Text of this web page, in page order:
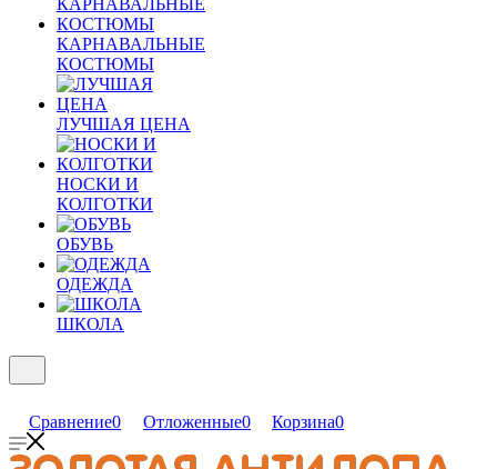
КАРНАВАЛЬНЫЕ
КОСТЮМЫ
ЛУЧШАЯ ЦЕНА
НОСКИ И
КОЛГОТКИ
ОБУВЬ
ОДЕЖДА
ШКОЛА
Сравнение0 Отложенные0 Корзина0